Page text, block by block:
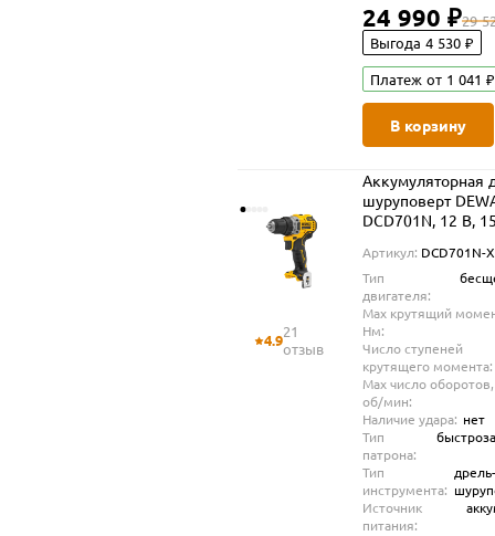
24 990 ₽29
Выгода 4 530 ₽
Платеж от 1 041 ₽
В корзину
4.921
отзыв
Аккумуляторная
шуруповерт
DCD701N, 12 В,
(DCD701N-XJ)
Артикул: DCD701N-
Тип
двигателя:
Max крутящий
Нм:
Число ступеней
крутящего момента:
Max число оборотов,
об/мин:
Наличие удара: нет
Тип
патрона:
Тип
инструмента:
дрель-
Источник
питания: